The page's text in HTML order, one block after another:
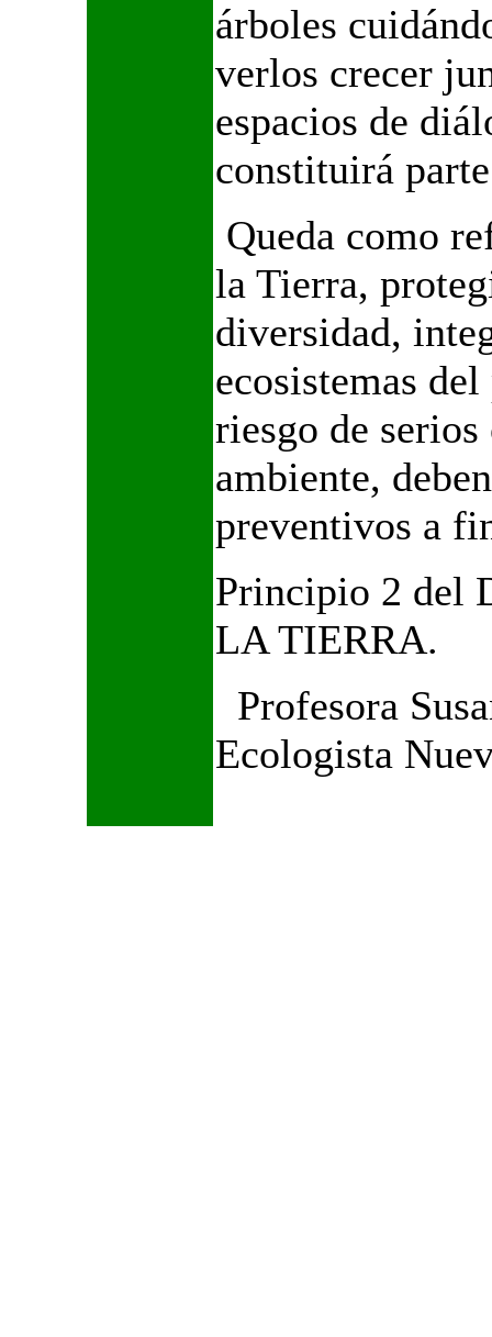
árboles
verlos crecer
espacios de
constituirá
Queda como
la Tierra,
diversidad,
ecosistemas
riesgo de
ambiente,
preventivos a
Principio 2 del
LA TIERRA.
Profesora
Ecologista